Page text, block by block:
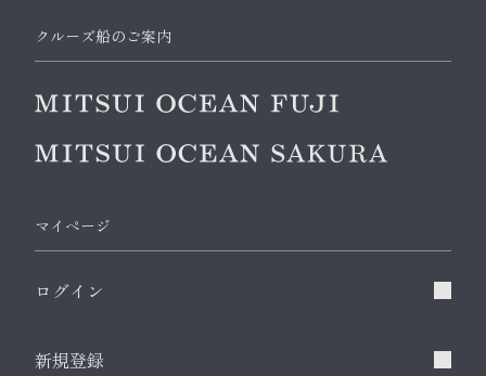
クルーズ船のご案内
マイページ
ログイン
新規登録